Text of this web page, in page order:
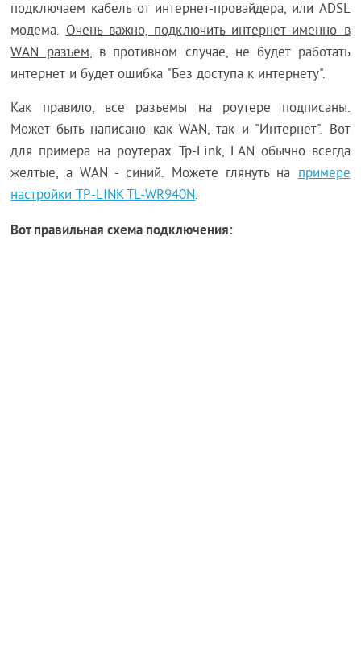
подключаем кабель от интернет-провайдера, или ADSL
модема.Очень важно, подключить интернет именно в
WAN разъем, в противном случае, не будет работать
интернет и будет ошибка "Без доступа к интернету".
Как правило, все разъемы на роутере подписаны.
Может быть написано как WAN, так и "Интернет". Вот
для примера на роутерах Tp-Link, LAN обычно всегда
желтые, а WAN - синий. Можете глянуть напримере
настройки TP-LINK TL-WR940N.
Вот правильная схема подключения: